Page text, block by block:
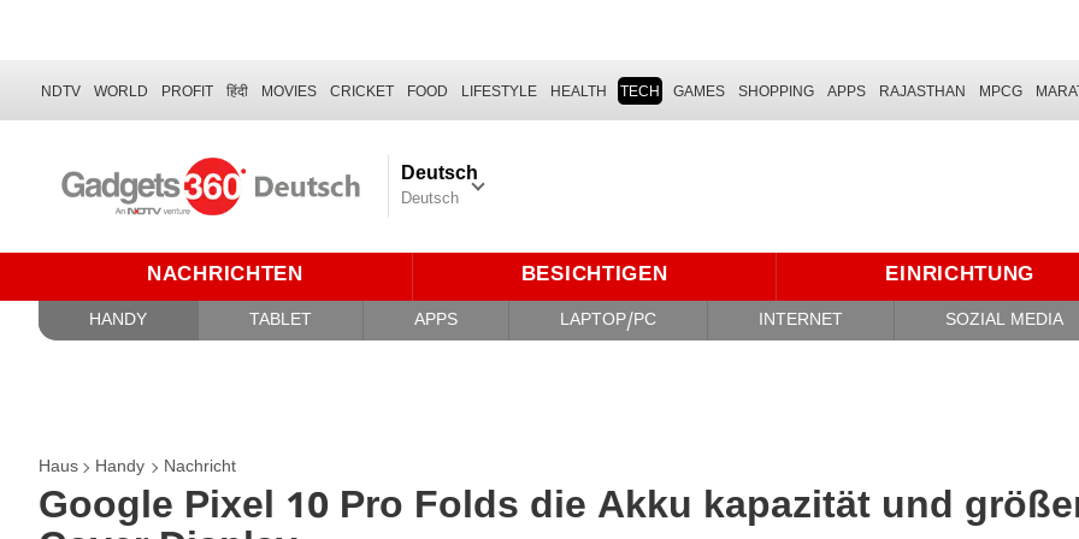
NDTV WORLD PROFIT हिंदी MOVIES CRICKET FOOD LIFESTYLE HEALTH TECH GAMES SHOPPING APPS RAJASTHAN MPCG
Deutsch
Deutsch
NACHRICHTEN BESICHTIGEN EINRICHTUNG
HANDY TABLET APPS LAPTOP/PC INTERNET SOZIAL MEDIA
Haus Handy Nachricht
Google Pixel 10 Pro Folds die Akku kapazität und